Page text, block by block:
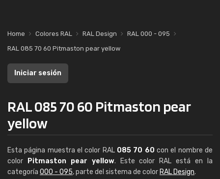
Home Colores RAL RAL Design
RAL 000 - 095
RAL 085 70 60 Pitmaston pear yellow
Iniciar sesión
RAL 085 70 60 Pitmaston pear
yellow
Esta página muestra el color RAL 085 70 60 con el nombre de
color
Pitmaston pear yellow. Este color RAL está en la
categoría 000 - 095, parte del sistema de color RAL Design.